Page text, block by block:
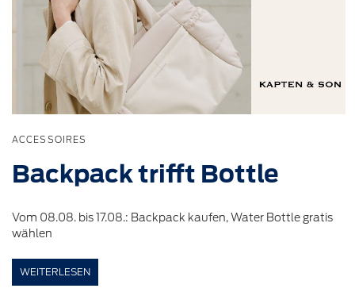
ACCESSOIRES
Backpacktrifft Bottle
Vom 08.08. bis 17.08.: Backpack kaufen, Water Bottle gratis
wählen
WEITERLESEN